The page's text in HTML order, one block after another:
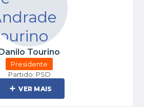
Danilo Tourino
Presidente
Partido: PSD
VER MAIS